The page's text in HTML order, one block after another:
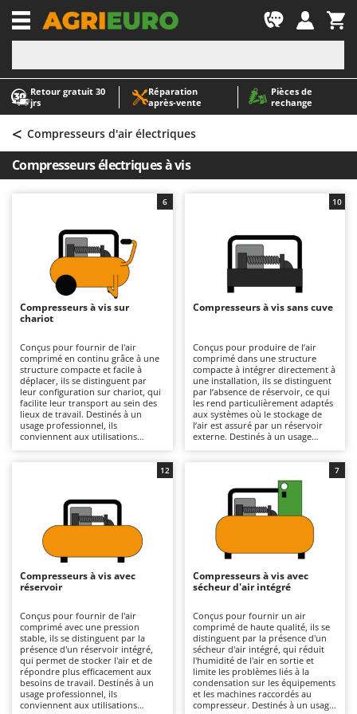
Retour gratuit 30
jrs
Réparation
après‑vente
Pièces de
rechange
-1
A
Abris de jardin
Accessoires pour tracteurs tondeuses autoportés
Aérateurs Scarificateurs pour gazon
Arracheuses de pommes de terre pour tracteur
Aspirateurs - Balais Électriques
Aspirateurs à cendres
Aspirateurs à feuilles sur roues
Aspirateurs de piscine
Aspirateurs Multifonctions
Atomiseurs agricoles pour tracteurs
Atomiseurs pour traitements
Autolaveuses
Autres produits
B
Balayeuses
Bancs de scie pour le bois - Scies à bûches
Bennes pour tracteur
Brosses pour sols extérieurs
Brouettes à moteur
Broyeurs à axe horizontal pour tracteur
Butteurs pour tracteur
C
Chargeurs de batterie - Démarreurs
Charrues pour tracteur
A
AgriEuro Premium
AgriEuro TOP-LINE
AGT
Airmec
AL-KO
ALA 2000
Alce
Alpina
Ama
Ambrogio Robot
Annovi Reverberi
ANTHBOT
Archman
Ariete
Artus
Attila
Ausonia
Awelco
B
Baesso
Bahco
< Compresseurs d'air électriques
Compresseurs électriques à vis
Compresseurs à vis sur
chariot
Conçus pour fournir de l'air
comprimé en continu grâce à une
structure compacte et facile à
déplacer, ils se distinguent par
leur configuration sur chariot, qui
facilite leur transport au sein des
lieux de travail. Destinés à un
usage professionnel, ils
conviennent aux utilisations
débit d’air régulier et constant,
sans pulsations. La présence d’un
réservoir, dont la capacité varie
selon le modèle, permet de
disposer d’une réserve d’air et de
maintenir une pression plus
stable. Selon les versions, ils sont
disponibles en alimentation
monophasée ou triphasée afin de
installations électriques. Ils
nécessitent le nettoyage des prises
d’air et des filtres à air, ainsi que la
purge périodique des condensats
du réservoir ; leur
fonctionnement requiert un
raccordement au réseau
électrique.
6
Compresseurs à vis sans cuve
Conçus pour produire de l’air
comprimé dans une structure
compacte à intégrer directement à
une installation, ils se distinguent
par l’absence de réservoir, ce qui
les rend particulièrement adaptés
aux systèmes où le stockage de
l’air est assuré par un réservoir
externe. Destinés à un usage
gestion optimisée de l’espace de
travail. Le système de
compression à vis garantit un
débit d’air continu et uniforme,
sans pulsations, assurant une
lors de cycles de travail prolongés.
Ils nécessitent le nettoyage des
prises d’air et des filtres à air ; leur
fonctionnement requiert un
raccordement au réseau
10
Compresseurs à vis avec
réservoir
Conçus pour fournir de l'air
comprimé avec une pression
stable, ils se distinguent par la
présence d'un réservoir intégré,
qui permet de stocker l'air et de
répondre plus efficacement aux
besoins de travail. Destinés à un
usage professionnel, ils
conviennent aux utilisations
12
Compresseurs à vis avec
sécheur d'air intégré
Conçus pour fournir un air
comprimé de haute qualité, ils se
distinguent par la présence d'un
sécheur d'air intégré, qui réduit
l'humidité de l'air en sortie et
limite les problèmes liés à la
condensation sur les équipements
et les machines raccordés au
compresseur. Destinés à un usage
7